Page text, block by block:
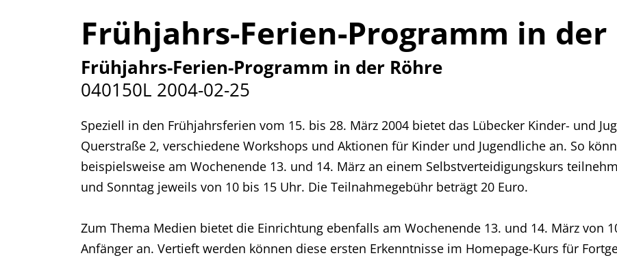
Frühjahrs-Ferien-Programm in der
Frühjahrs-Ferien-Programm in der Röhre
040150L 2004-02-25
Speziell in den Frühjahrsferien vom 15. bis 28. März 2004 bietet das Lübecker Kinder- und
Querstraße 2, verschiedene Workshops und Aktionen für Kinder und Jugendliche an. So
beispielsweise am Wochenende 13. und 14. März an einem Selbstverteidigungskurs
und Sonntag jeweils von 10 bis 15 Uhr. Die Teilnahmegebühr beträgt 20 Euro.
Zum Thema Medien bietet die Einrichtung ebenfalls am Wochenende 13. und 14. März von
Anfänger an. Vertieft werden können diese ersten Erkenntnisse im Homepage-Kurs für